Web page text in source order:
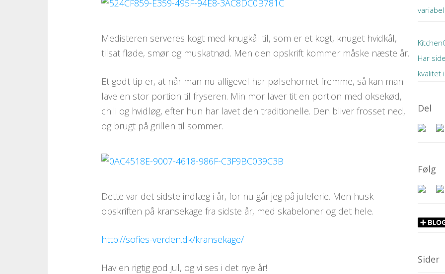
Medisteren serveres kogt med knugkål til, som er et kogt, knuget hvidkål,
tilsat fløde, smør og muskatnød. Men den opskrift kommer måske næste år.
Et godt tip er, at når man nu alligevel har pølsehornet fremme, så kan man
lave en stor portion til fryseren. Min mor laver tit en portion med oksekød,
chili og hvidløg, efter hun har lavet den traditionelle. Den bliver frosset ned,
og brugt på grillen til sommer.
Dette var det sidste indlæg i år, for nu går jeg på juleferie. Men husk
opskriften på kransekage fra sidste år, med skabeloner og det hele.
http://sofies-verden.dk/kransekage/
Hav en rigtig god jul, og vi ses i det nye år!
Har
kvalitet
Del
Følg
Sider